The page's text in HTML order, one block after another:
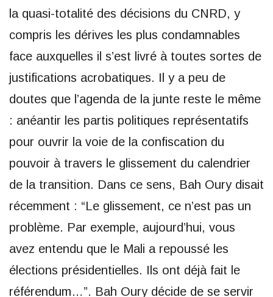
la quasi-totalité des décisions du CNRD, y
compris les dérives les plus condamnables
face auxquelles il s’est livré à toutes sortes de
justifications acrobatiques. Il y a peu de
doutes que l’agenda de la junte reste le même
: anéantir les partis politiques représentatifs
pour ouvrir la voie de la confiscation du
pouvoir à travers le glissement du calendrier
de la transition. Dans ce sens, Bah Oury disait
récemment : “Le glissement, ce n’est pas un
problème. Par exemple, aujourd’hui, vous
avez entendu que le Mali a repoussé les
élections présidentielles. Ils ont déjà fait le
référendum…”. Bah Oury décide de se servir